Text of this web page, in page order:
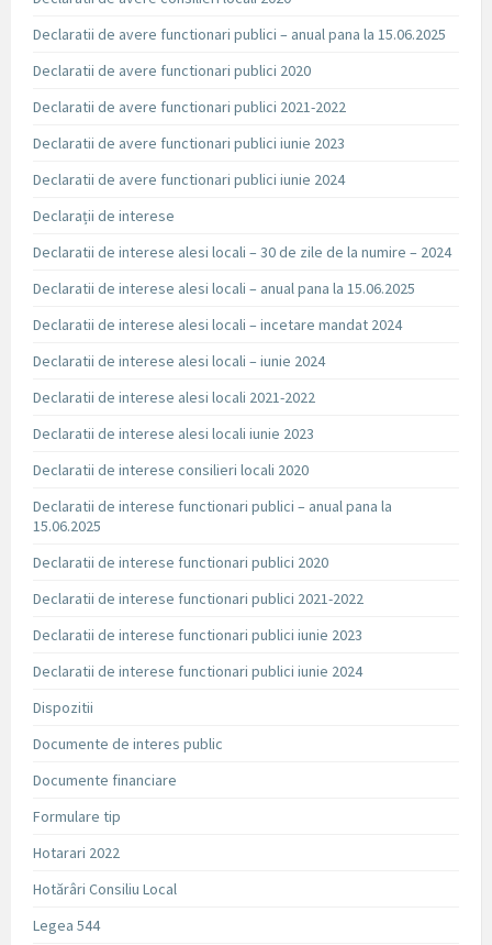
Declaratii de avere functionari publici – anual pana la 15.06.2025
Declaratii de avere functionari publici 2020
Declaratii de avere functionari publici 2021-2022
Declaratii de avere functionari publici iunie 2023
Declaratii de avere functionari publici iunie 2024
Declarații de interese
Declaratii de interese alesi locali – 30 de zile de la numire – 2024
Declaratii de interese alesi locali – anual pana la 15.06.2025
Declaratii de interese alesi locali – incetare mandat 2024
Declaratii de interese alesi locali – iunie 2024
Declaratii de interese alesi locali 2021-2022
Declaratii de interese alesi locali iunie 2023
Declaratii de interese consilieri locali 2020
Declaratii de interese functionari publici – anual pana la
15.06.2025
Declaratii de interese functionari publici 2020
Declaratii de interese functionari publici 2021-2022
Declaratii de interese functionari publici iunie 2023
Declaratii de interese functionari publici iunie 2024
Dispozitii
Documente de interes public
Documente financiare
Formulare tip
Hotarari 2022
Hotărâri Consiliu Local
Legea 544